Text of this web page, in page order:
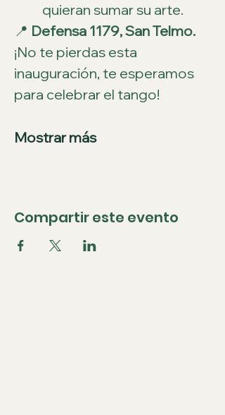
quieran sumar su arte.
📍 Defensa 1179, San Telmo.
¡No te pierdas esta
inauguración, te esperamos
para celebrar el tango!
Mostrar más
Compartir este evento